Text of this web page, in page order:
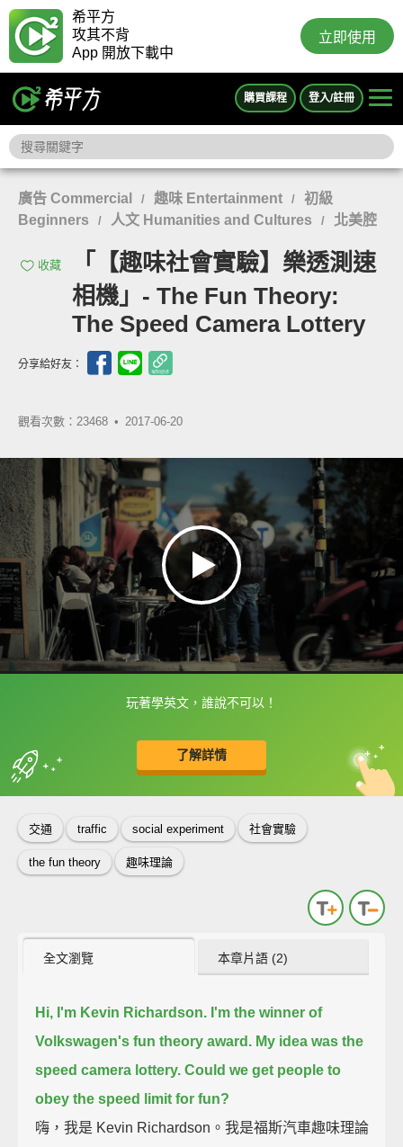
希平方
攻其不背
App 開放下載中
立即使用
購買課程 登入/註冊
廣告 Commercial / 趣味 Entertainment /
初級
Beginners
/ 人文 Humanities and Cultures / 北美腔
收藏
「【趣味社會實驗】樂透測速
相機」- The Fun Theory:
The Speed Camera Lottery
分享給好友：
觀看次數：23468 • 2017-06-20
玩著學英文，誰說不可以！
了解詳情
框選或點兩下字幕可以直接查字典喔！
收錄佳句 中
英
交通 traffic social experiment 社會實驗
the fun theory 趣味理論
全文瀏覽 本章片語 (2)
Hi, I'm Kevin Richardson. I'm the winner of
Volkswagen's fun theory award. My idea was the
speed camera lottery. Could we get people to
obey the speed limit for fun?
嗨，我是 Kevin Richardson。我是福斯汽車趣味理論